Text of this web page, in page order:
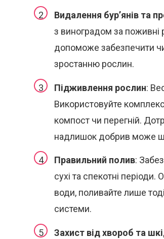
Видалення бур’янів та
з виноградом за поживні
допоможе забезпечити
зростанню рослин.
Підживлення рослин:
Використовуйте
компост чи перегній.
надлишок добрив може
Правильний полив:
сухі та спекотні
води, поливайте лише
системи.
Захист від хвороб та